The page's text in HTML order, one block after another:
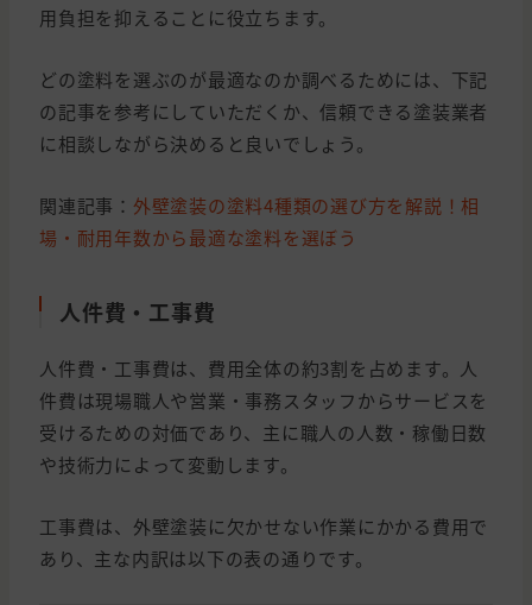
用負担を抑えることに役立ちます。
どの塗料を選ぶのが最適なのか調べるためには、下記
の記事を参考にしていただくか、信頼できる塗装業者
に相談しながら決めると良いでしょう。
関連記事： 外壁塗装の塗料4種類の選び方を解説！相
場・耐用年数から最適な塗料を選ぼう
人件費・工事費
人件費・工事費は、費用全体の約3割を占めます。人
件費は現場職人や営業・事務スタッフからサービスを
受けるための対価であり、主に職人の人数・稼働日数
や技術力によって変動します。
工事費は、外壁塗装に欠かせない作業にかかる費用で
あり、主な内訳は以下の表の通りです。